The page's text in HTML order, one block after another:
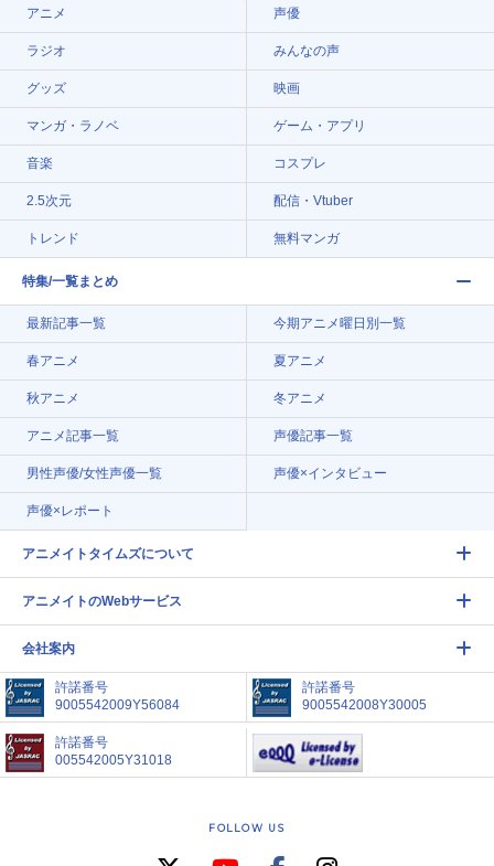
アニメ 声優
ラジオ みんなの声
グッズ 映画
マンガ・ラノベ ゲーム・アプリ
音楽 コスプレ
2.5次元 配信・Vtuber
トレンド 無料マンガ
特集/一覧まとめ
最新記事一覧 今期アニメ曜日別一覧
春アニメ 夏アニメ
秋アニメ 冬アニメ
アニメ記事一覧 声優記事一覧
男性声優/女性声優一覧 声優×インタビュー
声優×レポート
アニメイトタイムズについて
アニメイトのWebサービス
会社案内
許諾番号
9005542009Y56084
許諾番号
9005542008Y30005
許諾番号
005542005Y31018
FOLLOW US